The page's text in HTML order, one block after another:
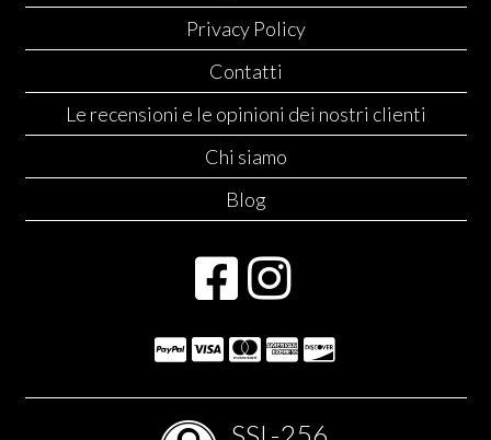
Privacy Policy
Contatti
Le recensioni e le opinioni dei nostri clienti
Chi siamo
Blog